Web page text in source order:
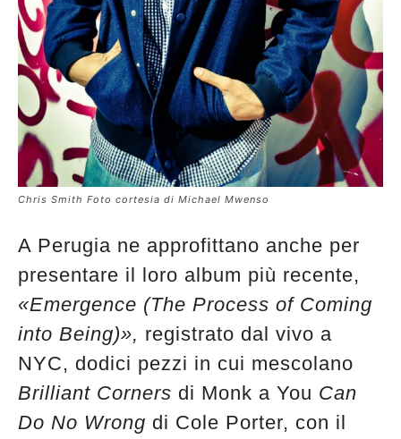
Chris Smith Foto cortesia di Michael Mwenso
A Perugia ne approfittano anche per
presentare il loro album più recente,
«Emergence (The Process of Coming
into Being)», registrato dal vivo a
NYC, dodici pezzi in cui mescolano
Brilliant Corners di Monk a You Can
Do No Wrong di Cole Porter, con il